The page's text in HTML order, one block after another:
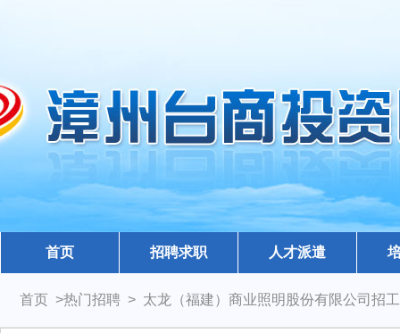
首页 招聘求职 人才派遣
首页 >热门招聘 > 太龙（福建）商业照明股份有限公司招